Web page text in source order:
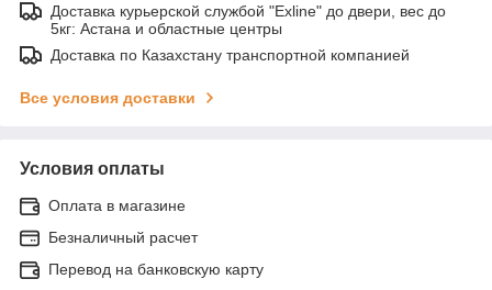
Доставка курьерской службой "Exline" до двери, вес до
5кг: Астана и областные центры
Доставка по Казахстану транспортной компанией
Все условия доставки
Условия оплаты
Оплата в магазине
Безналичный расчет
Перевод на банковскую карту